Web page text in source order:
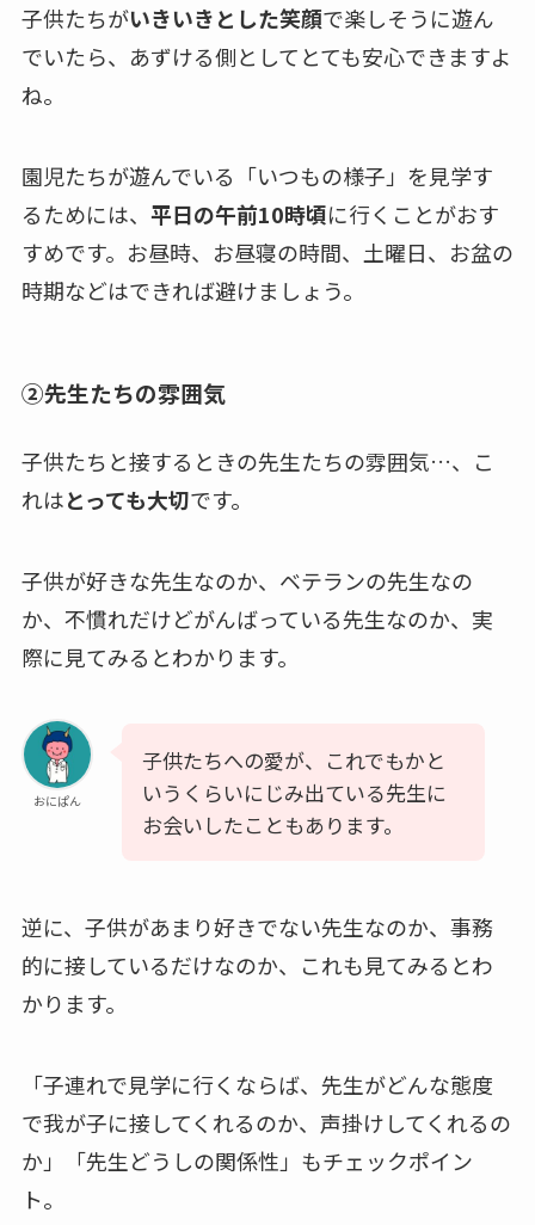
子供たちがいきいきとした笑顔で楽しそうに遊ん
でいたら、あずける側としてとても安心できますよ
ね。
園児たちが遊んでいる「いつもの様子」を見学す
るためには、 平日の午前10時頃に行くことがおす
すめです。 お昼時、お昼寝の時間、土曜日、お盆の
時期などはできれば避けましょう。
②先生たちの雰囲気
子供たちと接するときの先生たちの雰囲気…、こ
れはとっても大切です。
子供が好きな先生なのか、ベテランの先生なの
か、不慣れだけどがんばっている先生なのか、実
際に見てみるとわかります。
おにぱん
子供たちへの愛が、これでもかと
いうくらいにじみ出ている先生に
お会いしたこともあります。
逆に、子供があまり好きでない先生なのか、事務
的に接しているだけなのか、これも見てみるとわ
かります。
「子連れで見学に行くならば、先生がどんな態度
で我が子に接してくれるのか、声掛けしてくれるの
か」「先生どうしの関係性」もチェックポイン
ト。